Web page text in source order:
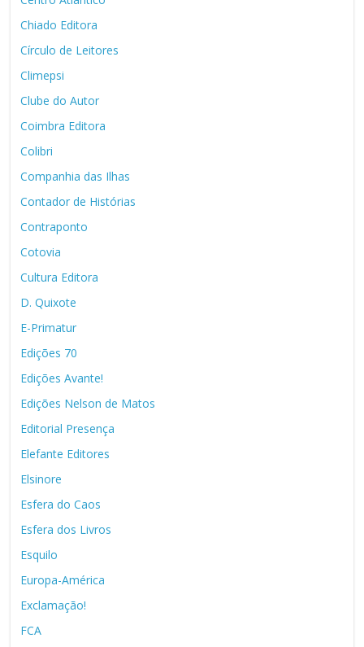
Chiado Editora
Círculo de Leitores
Climepsi
Clube do Autor
Coimbra Editora
Colibri
Companhia das Ilhas
Contador de Histórias
Contraponto
Cotovia
Cultura Editora
D. Quixote
E-Primatur
Edições 70
Edições Avante!
Edições Nelson de Matos
Editorial Presença
Elefante Editores
Elsinore
Esfera do Caos
Esfera dos Livros
Esquilo
Europa-América
Exclamação!
FCA